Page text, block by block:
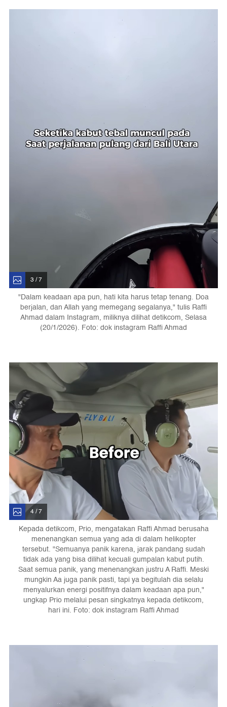
3 / 7
"Dalam keadaan apa pun, hati kita harus tetap tenang. Doa
berjalan, dan Allah yang memegang segalanya," tulis Raffi
Ahmad dalam Instagram, miliknya dilihat detikcom, Selasa
(20/1/2026). Foto: dok instagram Raffi Ahmad
4 / 7
Kepada detikcom, Prio, mengatakan Raffi Ahmad berusaha
menenangkan semua yang ada di dalam helikopter
tersebut. "Semuanya panik karena, jarak pandang sudah
tidak ada yang bisa dilihat kecuali gumpalan kabut putih.
Saat semua panik, yang menenangkan justru A Raffi. Meski
mungkin Aa juga panik pasti, tapi ya begitulah dia selalu
menyalurkan energi positifnya dalam keadaan apa pun,"
ungkap Prio melalui pesan singkatnya kepada detikcom,
hari ini. Foto: dok instagram Raffi Ahmad